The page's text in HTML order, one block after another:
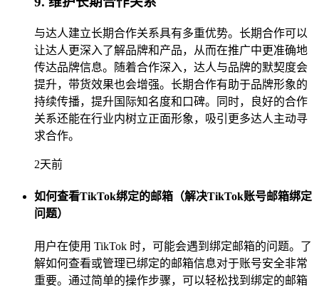
与达人建立长期合作关系具有多重优势。长期合作可以
让达人更深入了解品牌和产品，从而在推广中更准确地
传达品牌信息。随着合作深入，达人与品牌的默契度会
提升，带货效果也会增强。长期合作有助于品牌形象的
持续传播，提升国际知名度和口碑。同时，良好的合作
关系还能在行业内树立正面形象，吸引更多达人主动寻
求合作。
2天前
如何查看TikTok绑定的邮箱（解决TikTok账号邮箱绑定
问题）
用户在使用 TikTok 时，可能会遇到绑定邮箱的问题。了
解如何查看或管理已绑定的邮箱信息对于账号安全非常
重要。通过简单的操作步骤，可以轻松找到绑定的邮箱